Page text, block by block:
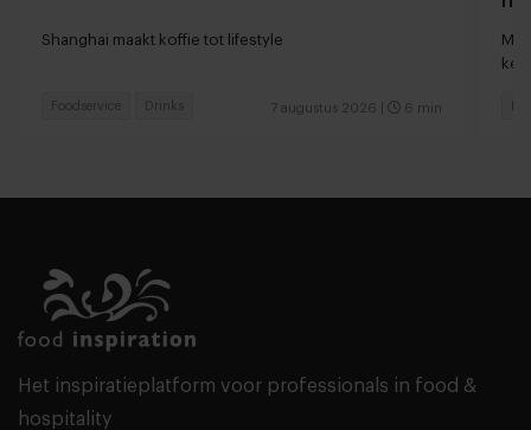
Shanghai maakt koffie tot lifestyle
7 augustus 2026 6 min
Foodservice Drinks
Het inspiratieplatform voor professionals in food &
hospitality